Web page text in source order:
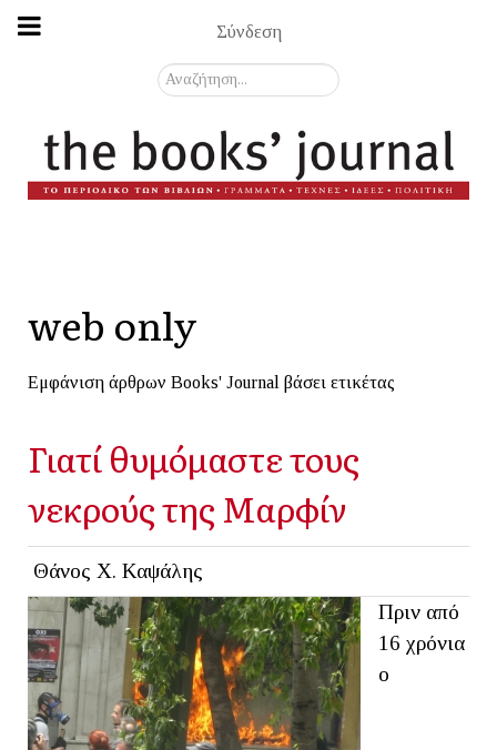
Σύνδεση
Αναζήτηση...
web only
Εμφάνιση άρθρων Books' Journal βάσει ετικέτας
Γιατί θυμόμαστε τους
νεκρούς της Μαρφίν
Θάνος Χ. Καψάλης
Πριν από
16 χρόνια
ο